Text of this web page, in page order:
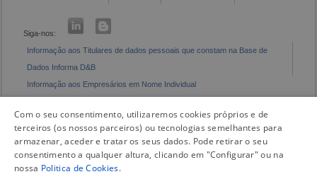
Siga-nos:
Informação aos Titulares de dados pessoais que constam na Base de
Dados Informa D&B
Informação aos Empresários em Nome Individual
Com o seu consentimento, utilizaremos cookies próprios e de
terceiros (os nossos parceiros) ou tecnologias semelhantes para
armazenar, aceder e tratar os seus dados. Pode retirar o seu
consentimento a qualquer altura, clicando em "Configurar" ou na
nossa Politica de Cookies.